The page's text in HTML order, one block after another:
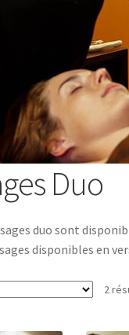
Duo
duo sont
disponibles en
2